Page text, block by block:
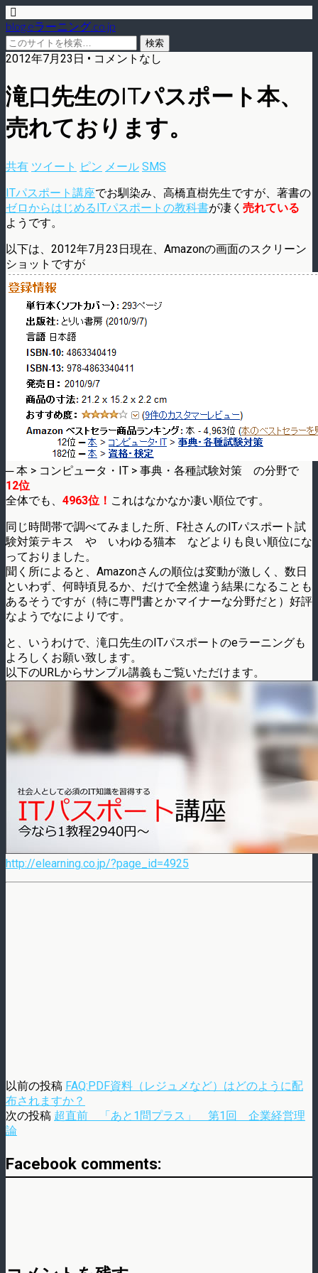
blog.eラーニング.co.jp
2012年7月23日 • コメントなし
滝口先生のITパスポート本、
売れております。
共有 ツイート ピン メール SMS
ITパスポート講座でお馴染み、高橋直樹先生ですが、著書の
ゼロからはじめるITパスポートの教科書が凄く 売れている
ようです。
以下は、2012年7月23日現在、Amazonの画面のスクリーン
ショットですが
─ 本 > コンピュータ・IT > 事典・各種試験対策 の分野で
12位
全体でも、 4963位！ これはなかなか凄い順位です。
同じ時間帯で調べてみました所、F社さんのITパスポート試
験対策テキス や いわゆる猫本 などよりも良い順位にな
っておりました。
聞く所によると、Amazonさんの順位は変動が激しく、数日
といわず、何時頃見るか、だけで全然違う結果になることも
あるそうですが（特に専門書とかマイナーな分野だと）好評
なようでなによりです。
と、いうわけで、滝口先生のITパスポートのeラーニングも
よろしくお願い致します。
以下のURLからサンプル講義もご覧いただけます。
http://elearning.co.jp/?page_id=4925
以前の投稿 FAQ:PDF資料（レジュメなど）はどのように配
布されますか？
次の投稿 超直前 「あと1問プラス」 第1回 企業経営理
論
Facebook comments: